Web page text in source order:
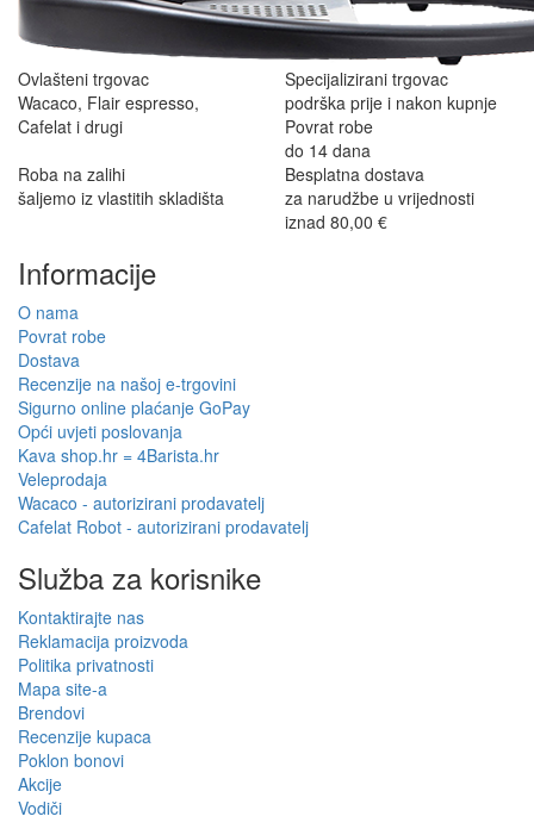
Ovlašteni trgovac
Wacaco, Flair espresso,
Cafelat i drugi
Specijalizirani trgovac
podrška prije i nakon kupnje
Povrat robe
do 14 dana
Roba na zalihi
šaljemo iz vlastitih skladišta
Besplatna dostava
za narudžbe u vrijednosti
iznad 80,00 €
Informacije
O nama
Povrat robe
Dostava
Recenzije na našoj e-trgovini
Sigurno online plaćanje GoPay
Opći uvjeti poslovanja
Kava shop.hr = 4Barista.hr
Veleprodaja
Wacaco - autorizirani prodavatelj
Cafelat Robot - autorizirani prodavatelj
Služba za korisnike
Kontaktirajte nas
Reklamacija proizvoda
Politika privatnosti
Mapa site-a
Brendovi
Recenzije kupaca
Poklon bonovi
Akcije
Vodiči